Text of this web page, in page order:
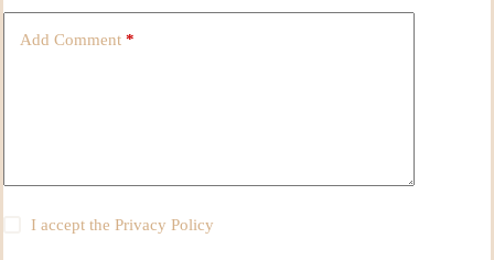
Add Comment *
I accept thePrivacy Policy